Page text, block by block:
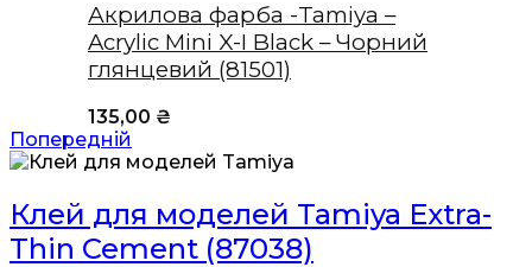
Акрилова фарба -Tamiya –
Acrylic Mini X-I Black – Чорний
глянцевий (81501)
135,00 ₴
Попередній
Клей для моделей Tamiya Extra-
Thin Cement (87038)